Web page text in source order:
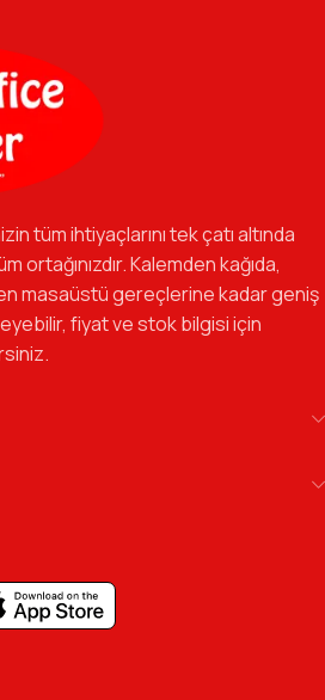
kırtasiye malzemelerinden teknik
ihtiyaç duyduğunuz her
uygun fiyat avantajlarıyla bulmanızı
tutkuyla yapan, güler yüzlü ve çözüm
hedefliyoruz.
kimliğimizi yeni iş birlikleri ve global
genelinde müşteri ağımızı her
ediyoruz.
kadar her detayda yanınızda.
verimliliğini artırmak için
hizmetinizdeyiz.
tüm ihtiyaçlarını tek çatı altında
ortağınızdır. Kalemden kağıda,
masaüstü gereçlerine kadar geniş
fiyat ve stok bilgisi için